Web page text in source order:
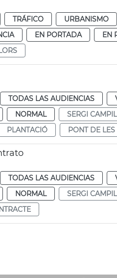
TRÁFICO URBANISMO
EN PORTADA
EN
TODAS LAS AUDIENCIAS
NORMAL
SERGI
PLANTACIÓ PONT DE LES
TODAS LAS AUDIENCIAS
NORMAL
SERGI